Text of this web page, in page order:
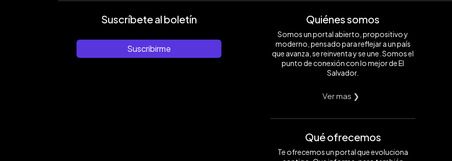
Suscríbete al boletín
Suscribirme
Quiénes somos
Somos un portal abierto, propositivo y
moderno, pensado para reflejar a un país
que avanza, se reinventa y se une. Somos el
punto de conexión con lo mejor de El
Salvador.
Ver mas ❯
Qué ofrecemos
Te ofrecemos un portal que evoluciona